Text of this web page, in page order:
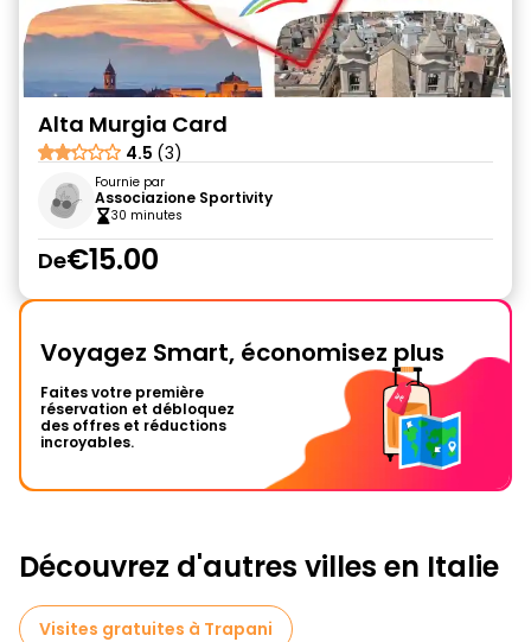
Alta Murgia Card
4.5 (3)
Fournie par
Associazione Sportivity
30 minutes
De€15.00
Voyagez Smart, économisez plus
Faites votre première
réservation et débloquez
des offres et réductions
incroyables.
Découvrez d'autres villes en Italie
Visites gratuites à Trapani